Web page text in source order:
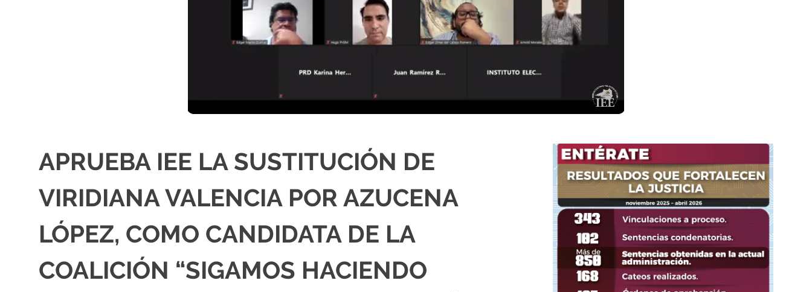
APRUEBA IEE LA SUSTITUCIÓN DE
VIRIDIANA VALENCIA POR AZUCENA
LÓPEZ, COMO CANDIDATA DE LA
COALICIÓN “SIGAMOS HACIENDO